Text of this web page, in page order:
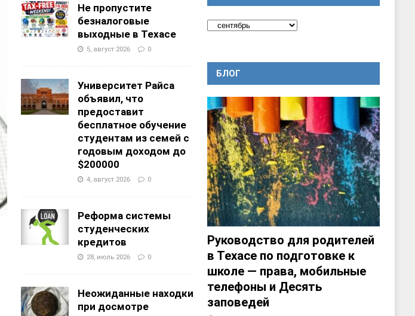
Не пропустите
безналоговые
выходные в Техасе
5, август 2026 0
Университет Райса
объявил, что
предоставит
бесплатное обучение
студентам из семей с
годовым доходом до
$200000
4, август 2026 0
Реформа системы
студенческих
кредитов
28, июль 2026 0
Неожиданные находки
при досмотре
БЛОГ
Руководство для родителей
в Техасе по подготовке к
школе — права, мобильные
телефоны и Десять
заповедей